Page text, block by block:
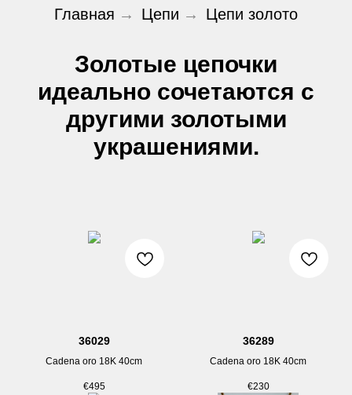
Главная → Цепи → Цепи золото
Золотые цепочки
идеально сочетаются с
другими золотыми
украшениями.
36029
Cadena oro 18K 40cm
€495
36289
Cadena oro 18K 40cm
€230